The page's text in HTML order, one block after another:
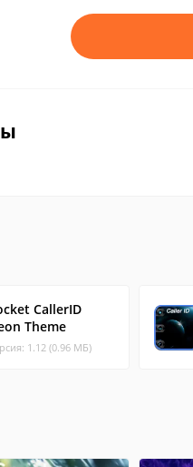
CallerID
Theme
1.12 (0.96 МБ)